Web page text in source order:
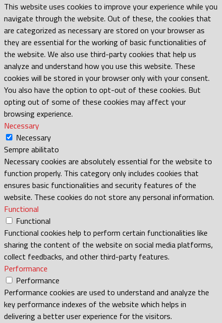
This website uses cookies to improve your experience while you
navigate through the website. Out of these, the cookies that
are categorized as necessary are stored on your browser as
they are essential for the working of basic functionalities of
the website. We also use third-party cookies that help us
analyze and understand how you use this website. These
cookies will be stored in your browser only with your consent.
You also have the option to opt-out of these cookies. But
opting out of some of these cookies may affect your
browsing experience.
Necessary
Necessary
Sempre abilitato
Necessary cookies are absolutely essential for the website to
function properly. This category only includes cookies that
ensures basic functionalities and security features of the
website. These cookies do not store any personal information.
Functional
Functional
Functional cookies help to perform certain functionalities like
sharing the content of the website on social media platforms,
collect feedbacks, and other third-party features.
Performance
Performance
Performance cookies are used to understand and analyze the
key performance indexes of the website which helps in
delivering a better user experience for the visitors.